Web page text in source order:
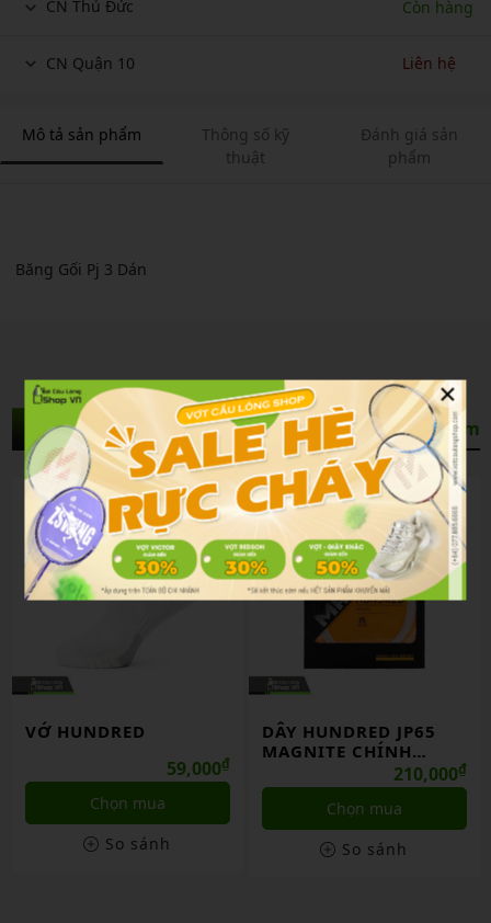
CN Thủ Đức Còn hàng
CN Quận 10 Liên hệ
Mô tả sản phẩm
Thông số kỹ
thuật
Đánh giá sản
phẩm
Băng Gối Pj 3 Dán
Sản Phẩm Liên Quan Xem thêm
VỚ HUNDRED
59,000₫
Chọn mua
So sánh
DÂY HUNDRED JP65
MAGNITE CHÍNH
210,000₫
Chọn mua
So sánh
×